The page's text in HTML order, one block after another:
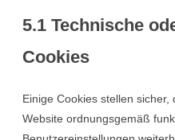
5.1 Technische
Cookies
Einige Cookies stellen
Website ordnungsgemäß